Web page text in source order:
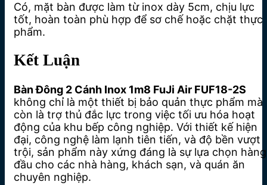
Có, mặt bàn được làm từ inox dày 5cm, chịu lực
tốt, hoàn toàn phù hợp để sơ chế hoặc chặt thực
phẩm.
Kết Luận
Bàn Đông 2 Cánh Inox 1m8 FuJi Air FUF18-2S
không chỉ là một thiết bị bảo quản thực phẩm mà
còn là trợ thủ đắc lực trong việc tối ưu hóa hoạt
động của khu bếp công nghiệp. Với thiết kế hiện
đại, công nghệ làm lạnh tiên tiến, và độ bền vượt
trội, sản phẩm này xứng đáng là sự lựa chọn hàng
đầu cho các nhà hàng, khách sạn, và quán ăn
chuyên nghiệp.